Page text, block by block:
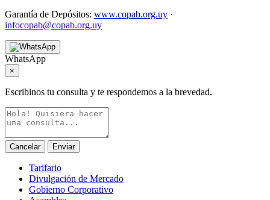
Garantía de Depósitos: www.copab.org.uy ·
infocopab@copab.org.uy
WhatsApp
×
Escribinos tu consulta y te respondemos a la brevedad.
Cancelar Enviar
Tarifario
Divulgación de Mercado
Gobierno Corporativo